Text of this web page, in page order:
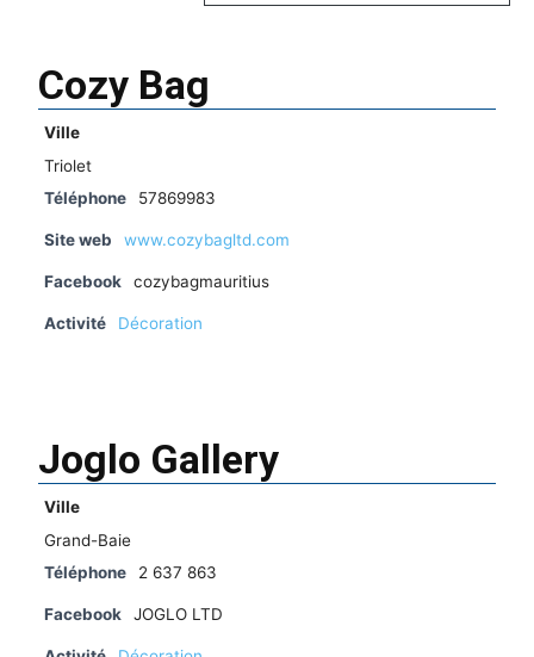
Cozy Bag
Ville
Triolet
Téléphone
57869983
Site web www.cozybagltd.com
Facebook cozybagmauritius
Activité Décoration
Joglo Gallery
Ville
Grand-Baie
Téléphone
2 637 863
Facebook JOGLO LTD